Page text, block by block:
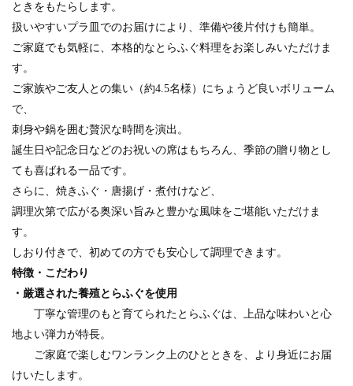
ときをもたらします。
扱いやすいプラ皿でのお届けにより、準備や後片付けも簡単。
ご家庭でも気軽に、本格的なとらふぐ料理をお楽しみいただけま
す。
ご家族やご友人との集い（約4.5名様）にちょうど良いボリューム
で、
刺身や鍋を囲む贅沢な時間を演出。
誕生日や記念日などのお祝いの席はもちろん、季節の贈り物とし
ても喜ばれる一品です。
さらに、焼きふぐ・唐揚げ・煮付けなど、
調理次第で広がる奥深い旨みと豊かな風味をご堪能いただけま
す。
しおり付きで、初めての方でも安心して調理できます。
特徴・こだわり
・厳選された養殖とらふぐを使用
丁寧な管理のもと育てられたとらふぐは、上品な味わいと心
地よい弾力が特長。
ご家庭で楽しむワンランク上のひとときを、より身近にお届
けいたします。